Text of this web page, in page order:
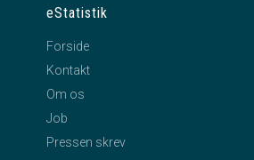
eStatistik
Forside
Kontakt
Om os
Job
Pressen skrev